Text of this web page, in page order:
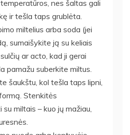
nes šaltas gali
ir tešla taps grublėta.
miltelius arba soda (jei
sumaišykite ją su keliais
ar acto, kad ji gerai
pamažu suberkite miltus.
šaukštu, kol tešla taps lipni,
Stenkitės
miltais – kuo jų mažiau,